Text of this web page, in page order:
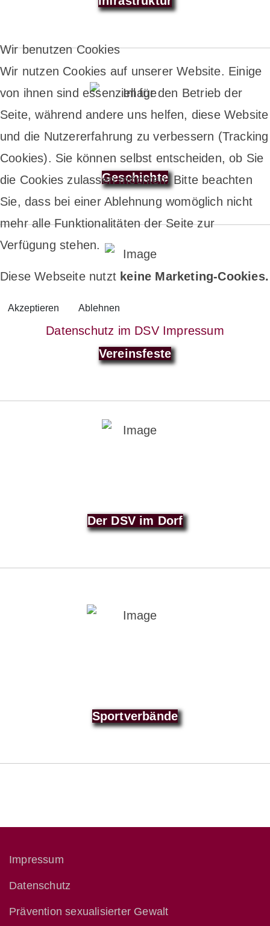
Geschichte
Vereinsfeste
Der DSV im Dorf
Sportverbände
Impressum
Datenschutz
Prävention sexualisierter Gewalt
Wir benutzen Cookies
Wir nutzen Cookies auf unserer Website. Einige
von ihnen sind essenziell für den Betrieb der
Seite, während andere uns helfen, diese Website
und die Nutzererfahrung zu verbessern (Tracking
Cookies). Sie können selbst entscheiden, ob Sie
die Cookies zulassen möchten. Bitte beachten
Sie, dass bei einer Ablehnung womöglich nicht
mehr alle Funktionalitäten der Seite zur
Verfügung stehen.
Diese Webseite nutzt keine Marketing-Cookies.
Akzeptieren Ablehnen
Datenschutz im DSV Impressum